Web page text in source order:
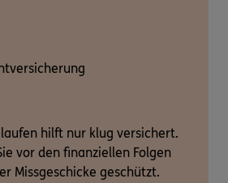
hilft nur klug versichert.
vor den finanziellen Folgen
Missgeschicke geschützt.